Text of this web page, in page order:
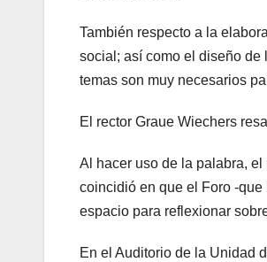
También respecto a la
social; así como el diseño de
temas son muy necesarios
El rector Graue Wiechers
Al hacer uso de la palabra,
coincidió en que el Foro -
espacio para reflexionar
En el Auditorio de la Unidad